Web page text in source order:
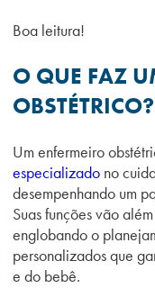
Boa leitura!
O QUE FAZ
OBSTÉTRICO?
Um enfermeiro
especializado no
desempenhando um
Suas funções vão
englobando o
personalizados que
e do bebê.